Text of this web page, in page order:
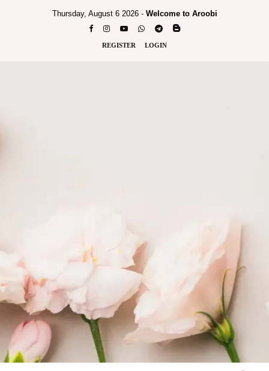
Thursday, August 6 2026 - Welcome to Aroobi
REGISTER LOGIN